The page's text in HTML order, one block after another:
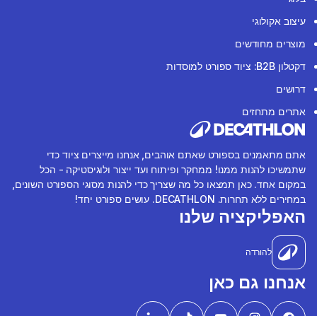
עיצוב אקולוגי
מוצרים מחודשים
דקטלון B2B: ציוד ספורט למוסדות
דרושים
אתרים מתחזים
אתם מתאמנים בספורט שאתם אוהבים, אנחנו מייצרים ציוד כדי
שתמשיכו להנות ממנו! ממחקר ופיתוח ועד ייצור ולוגיסטיקה - הכל
במקום אחד. כאן תמצאו כל מה שצריך כדי להנות מסוגי הספורט השונים,
במחירים ללא תחרות. DECATHLON. עושים ספורט יחד!
האפליקציה שלנו
להורדה
אנחנו גם כאן